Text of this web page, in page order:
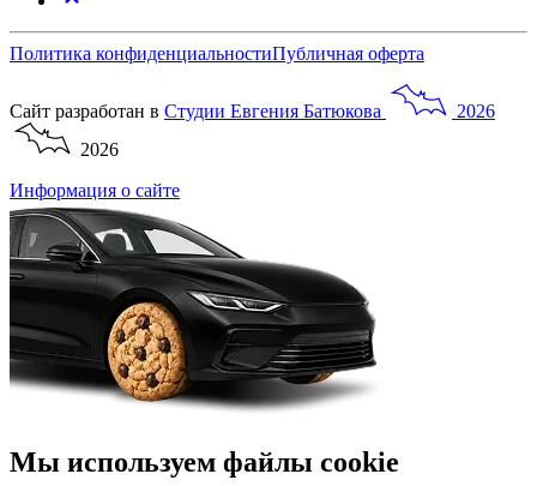
Политика конфиденциальностиПубличная оферта
Сайт разработан в Студии Евгения Батюкова
2026
2026
Информация о сайте
Мы используем файлы cookie